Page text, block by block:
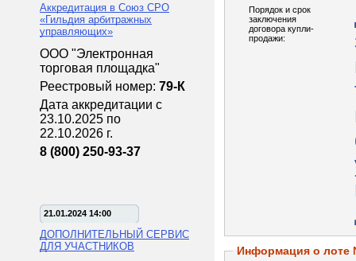
Аккредитация в Союз СРО
«Гильдия арбитражных
управляющих»
ООО "Электронная
торговая площадка"
Реестровый номер: 79-К
Дата аккредитации с
23.10.2025 по
22.10.2026 г.
8 (800) 250-93-37
21.01.2024 14:00
ДОПОЛНИТЕЛЬНЫЙ СЕРВИС
ДЛЯ УЧАСТНИКОВ
Порядок и срок
заключения
договора купли-
продажи:
Информация о лоте